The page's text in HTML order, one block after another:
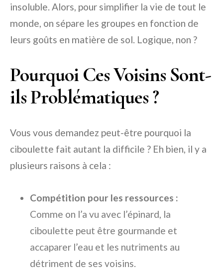
insoluble. Alors, pour simplifier la vie de tout le
monde, on sépare les groupes en fonction de
leurs goûts en matière de sol. Logique, non ?
Pourquoi Ces Voisins Sont-
ils Problématiques ?
Vous vous demandez peut-être pourquoi la
ciboulette fait autant la difficile ? Eh bien, il y a
plusieurs raisons à cela :
Compétition pour les ressources :
Comme on l’a vu avec l’épinard, la
ciboulette peut être gourmande et
accaparer l’eau et les nutriments au
détriment de ses voisins.